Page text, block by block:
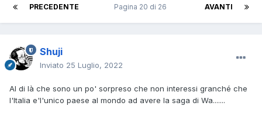
PRECEDENTE AVANTI
Pagina 20 di 26
Shuji
Inviato 25 Luglio, 2022
Al di là che sono un po' sorpreso che non interessi granché che
l'Italia e'l'unico paese al mondo ad avere la saga di Wa.......